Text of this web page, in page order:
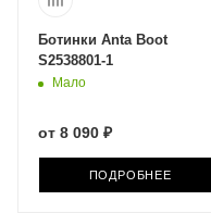
Ботинки Anta Boot
S2538801-1
Мало
от 8 090 ₽
ПОДРОБНЕЕ